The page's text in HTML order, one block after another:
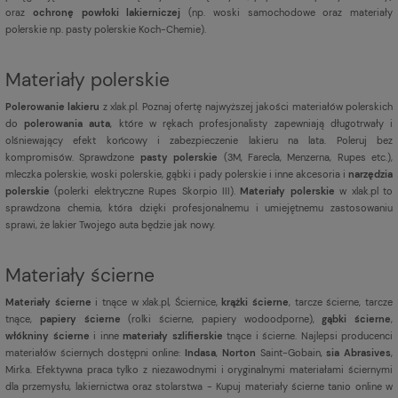
oraz ochronę powłoki lakierniczej (np. woski samochodowe oraz materiały
polerskie np. pasty polerskie Koch-Chemie).
Materiały polerskie
Polerowanie lakieru z xlak.pl. Poznaj ofertę najwyższej jakości materiałów polerskich
dopolerowania auta , które w rękach profesjonalisty zapewniają długotrwały i
olśniewający efekt końcowy i zabezpieczenie lakieru na lata. Poleruj bez
kompromisów. Sprawdzone pasty polerskie (3M, Farecla, Menzerna, Rupes etc.),
mleczka polerskie, woski polerskie, gąbki i pady polerskie i inne akcesoria i narzędzia
polerskie (polerki elektryczne Rupes Skorpio III). Materiały polerskie w xlak.pl to
sprawdzona chemia, która dzięki profesjonalnemu i umiejętnemu zastosowaniu
sprawi, że lakier Twojego auta będzie jak nowy.
Materiały ścierne
Materiały ścierne i tnące w xlak.pl, Ściernice,krążki ścierne , tarcze ścierne, tarcze
tnące, papiery ścierne (rolki ścierne, papiery wodoodporne),gąbki ścierne
włókniny ścierne i inne materiały szlifierskie tnące i ścierne. Najlepsi producenci
materiałów ściernych dostępni online: Indasa Norton Saint-Gobain,sia Abrasives
Mirka. Efektywna praca tylko z niezawodnymi i oryginalnymi materiałami ściernymi
dla przemysłu, lakiernictwa oraz stolarstwa - Kupuj materiały ścierne tanio online w